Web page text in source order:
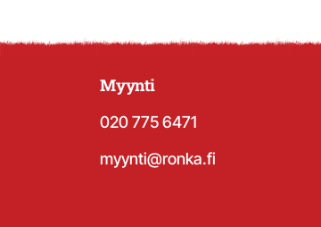
Myynti
020 775 6471
myynti@ronka.fi